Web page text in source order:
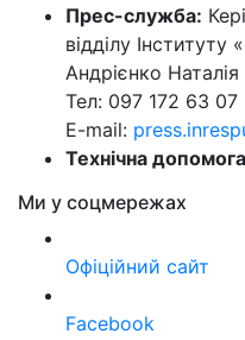
Прес-служба:
відділу Інституту
Андрієнко Наталія
Тел: 097 172 63 07
E-mail:
Технічна
Ми у соцмережах
Офіційний сайт
Facebook